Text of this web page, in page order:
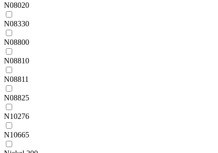
N08020
N08330
N08800
N08810
N08811
N08825
N10276
N10665